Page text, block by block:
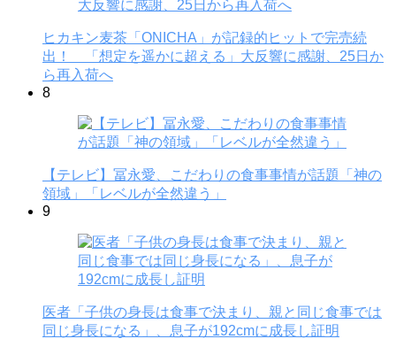
ヒカキン麦茶「ONICHA」が記録的ヒットで完売続
出！ 「想定を遥かに超える」大反響に感謝、25日か
ら再入荷へ
8
【テレビ】冨永愛、こだわりの食事事情が話題「神の
領域」「レベルが全然違う」
9
医者「子供の身長は食事で決まり、親と同じ食事では
同じ身長になる」、息子が192cmに成長し証明